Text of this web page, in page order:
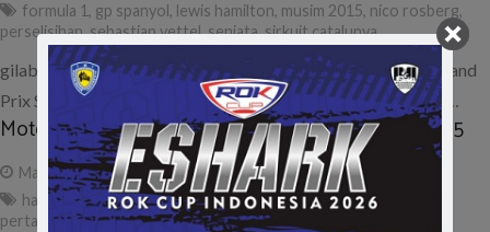
formula 1, gp spanyol, lewis hamilton, musim 2015, nico rosberg,
perselisihan,sebastian vettel,senjata,sirkuit catalunya
gilabalap.com – Lanjutan seri ke-5 Formula 1 musim 2015 Grand
Prix Spanyol digelar akhir pekan ini, Minggu (10/5) di Sirkuit…
MotoGP Jerez, Kemenangan Perdana Lorenzo di 2015
May 3, 2015
admin
hasil,jerez,jorge lorenzo,MotoGP,musim 2015,podium
pertama,result,spanyol